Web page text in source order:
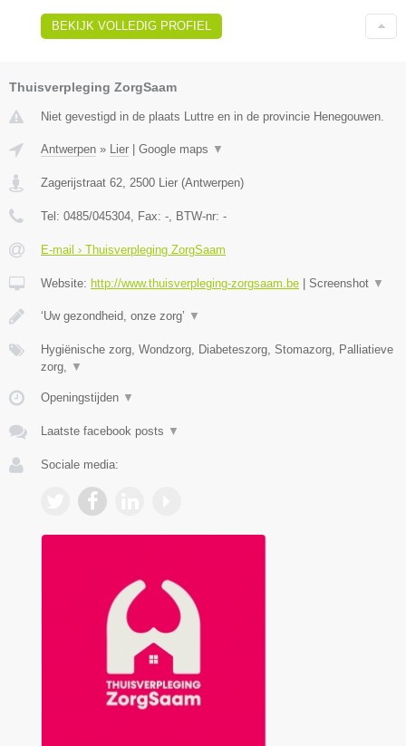
BEKIJK VOLLEDIG PROFIEL
Thuisverpleging ZorgSaam
Niet gevestigd in de plaats Luttre en in de provincie Henegouwen.
Antwerpen » Lier Google maps ▼
Zagerijstraat 62, 2500 Lier (Antwerpen)
Tel: 0485/045304, Fax: -, BTW-nr: -
E-mail › Thuisverpleging ZorgSaam
Website: http://www.thuisverpleging-zorgsaam.be Screenshot ▼
‘Uw gezondheid, onze zorg’ ▼
Hygiënische zorg, Wondzorg, Diabeteszorg, Stomazorg, Palliatieve
zorg, ▼
Openingstijden ▼
Laatste facebook posts ▼
Sociale media: